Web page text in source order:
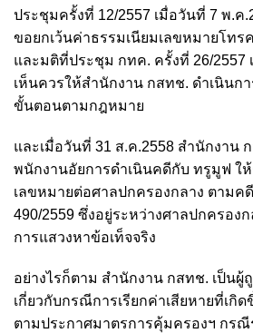
ประชุมครั้งที่ 12/2557 เมื่อวันที่ 7 พ.ค
ขอยกเว้นค่าธรรมเนียมเลขหมายโท
และมติที่ประชุม กทค. ครั้งที่ 26/2557
เห็นควรให้สำนักงาน กสทช. ดำเนินก
ขั้นตอนตามกฎหมาย
และเมื่อวันที่ 31 ส.ค.2558 สำนักงาน
พนักงานอัยการดำเนินคดีกับ ทรูมูฟ ใ
เลขหมายต่อศาลปกครองกลาง ตามค
490/2559 ซึ่งอยู่ระหว่างศาลปกครอง
การแสวงหาข้อเท็จจริง
อย่างไรก็ตาม สำนักงาน กสทช. เป็น
เกี่ยวกับกรณีการเรียกค่าเสียหายที่เกิ
ตามประกาศมาตรการคุ้มครองฯ กรณี